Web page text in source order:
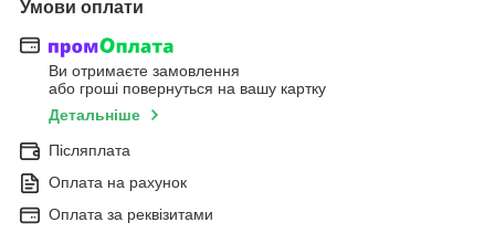
Умови оплати
Ви отримаєте замовлення
або гроші повернуться на вашу картку
Детальніше
Післяплата
Оплата на рахунок
Оплата за реквізитами